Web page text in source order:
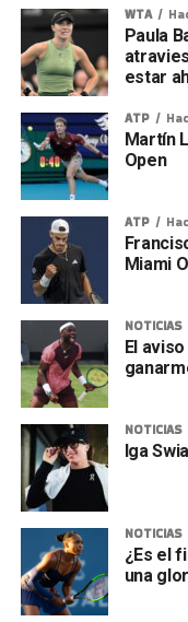
WTA
Paula
estar
ATP
Martín
Open
ATP
Miami
NOTICIAS
El
NOTICIAS
Iga
NOTICIAS
¿Es el
una